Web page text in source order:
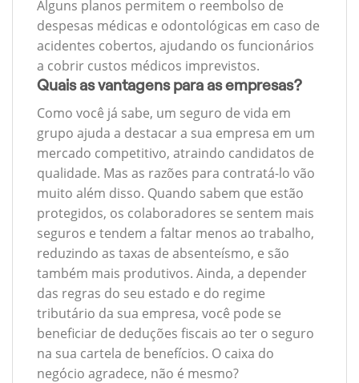
Alguns planos permitem o reembolso de
despesas médicas e odontológicas em caso de
acidentes cobertos, ajudando os funcionários
a cobrir custos médicos imprevistos.
Quais as vantagens para as empresas?
Como você já sabe, um seguro de vida em
grupo ajuda a destacar a sua empresa em um
mercado competitivo, atraindo candidatos de
qualidade. Mas as razões para contratá-lo vão
muito além disso. Quando sabem que estão
protegidos, os colaboradores se sentem mais
seguros e tendem a faltar menos ao trabalho,
reduzindo as taxas de absenteísmo, e são
também mais produtivos. Ainda, a depender
das regras do seu estado e do regime
tributário da sua empresa, você pode se
beneficiar de deduções fiscais ao ter o seguro
na sua cartela de benefícios. O caixa do
negócio agradece, não é mesmo?